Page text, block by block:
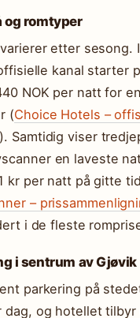
og romtyper
etter sesong.
kanal starter
NOK per natt for
(Choice Hotels –
). Samtidig viser
en laveste
kr per natt på gitte
–
i de fleste
i sentrum av Gjøvik
parkering på
dag, og hotellet tilbyr